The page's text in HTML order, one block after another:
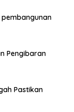
Pengibaran
Pastikan